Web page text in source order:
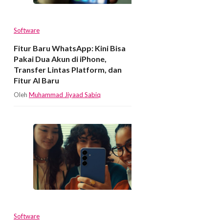
Software
Fitur Baru WhatsApp: Kini Bisa
Pakai Dua Akun di iPhone,
Transfer Lintas Platform, dan
Fitur AI Baru
Oleh Muhammad Jiyaad Sabiq
Software